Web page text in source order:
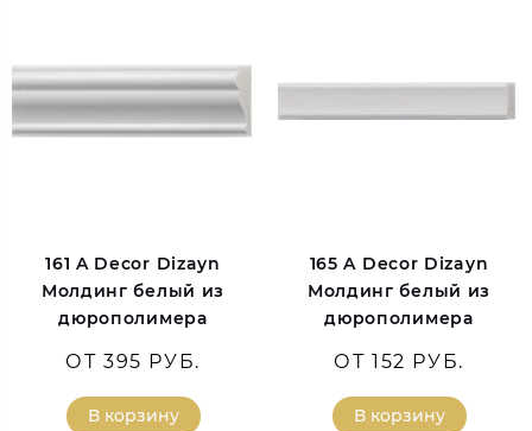
161 A Decor Dizayn
Молдинг белый из
дюрополимера
ОТ 395 РУБ.
В корзину
165 A Decor Dizayn
Молдинг белый из
дюрополимера
ОТ 152 РУБ.
В корзину